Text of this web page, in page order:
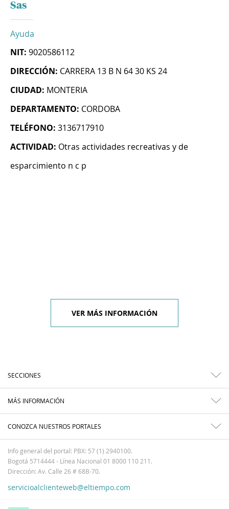
Sas
Ayuda
NIT: 9020586112
DIRECCIÓN: CARRERA 13 B N 64 30 KS 24
CIUDAD: MONTERIA
DEPARTAMENTO: CORDOBA
TELÉFONO: 3136717910
ACTIVIDAD: Otras actividades recreativas y de
esparcimiento n c p
VER MÁS INFORMACIÓN
SECCIONES
MÁS INFORMACIÓN
CONOZCA NUESTROS PORTALES
Info general del portal: PBX: 57 (1) 2940100.
Bogotá 5714444 - Línea Nacional 01 8000 110 211.
Dirección: Av. Calle 26 # 68B-70.
servicioalclienteweb@eltiempo.com